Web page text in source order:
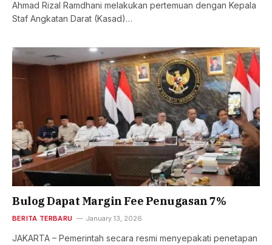
Ahmad Rizal Ramdhani melakukan pertemuan dengan Kepala
Staf Angkatan Darat (Kasad)…
Bulog Dapat Margin Fee Penugasan 7%
BERITA TERBARU January 13, 2026
JAKARTA – Pemerintah secara resmi menyepakati penetapan